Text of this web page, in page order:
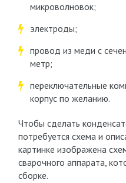
микроволновок;
электроды;
провод из меди с
метр;
переключательные
корпус по желанию.
Чтобы сделать
потребуется схема и
картинке изображена
сварочного аппарата,
сборке.